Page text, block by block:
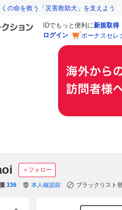
の命を救う「災害救助犬」を支えよう
IDでもっと便利に新規取得
ログイン
ボーナスセ
＋フォロー
336 本人確認前 ブラックリスト